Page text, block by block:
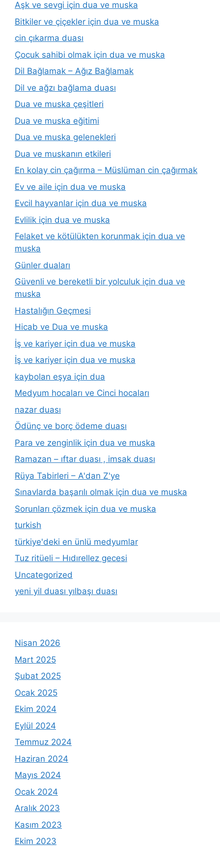
Aşk ve sevgi için dua ve muska
Bitkiler ve çiçekler için dua ve muska
cin çıkarma duası
Çocuk sahibi olmak için dua ve muska
Dil Bağlamak – Ağız Bağlamak
Dil ve ağzı bağlama duası
Dua ve muska çeşitleri
Dua ve muska eğitimi
Dua ve muska gelenekleri
Dua ve muskanın etkileri
En kolay cin çağırma – Müslüman cin çağırmak
Ev ve aile için dua ve muska
Evcil hayvanlar için dua ve muska
Evlilik için dua ve muska
Felaket ve kötülükten korunmak için dua ve
muska
Günler duaları
Güvenli ve bereketli bir yolculuk için dua ve
muska
Hastalığın Geçmesi
Hicab ve Dua ve muska
İş ve kariyer için dua ve muska
İş ve kariyer için dua ve muska
kaybolan eşya için dua
Medyum hocaları ve Cinci hocaları
nazar duası
Ödünç ve borç ödeme duası
Para ve zenginlik için dua ve muska
Ramazan – ıftar duası , imsak duası
Rüya Tabirleri – A'dan Z'ye
Sınavlarda başarılı olmak için dua ve muska
Sorunları çözmek için dua ve muska
turkish
türkiye'deki en ünlü medyumlar
Tuz ritüeli – Hıdırellez gecesi
Uncategorized
yeni yil duası yılbaşı duası
Nisan 2026
Mart 2025
Şubat 2025
Ocak 2025
Ekim 2024
Eylül 2024
Temmuz 2024
Haziran 2024
Mayıs 2024
Ocak 2024
Aralık 2023
Kasım 2023
Ekim 2023